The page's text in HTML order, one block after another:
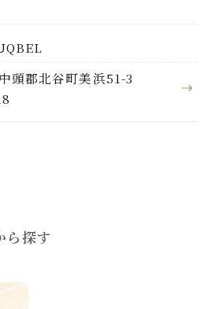
頭郡北谷町美浜51-3
ら探す